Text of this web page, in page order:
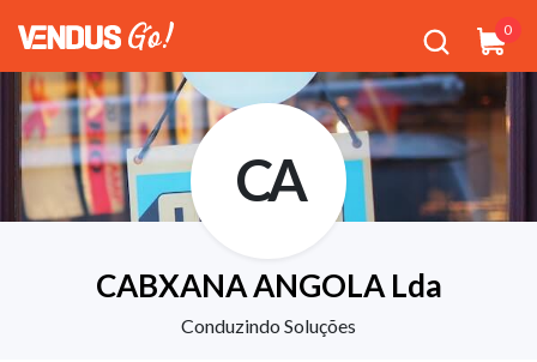
0
CA
CABXANA ANGOLA Lda
Conduzindo Soluções